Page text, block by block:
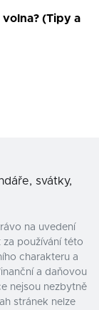
(Tipy a
svátky,
na uvedení
používání této
charakteru a
a daňovou
nejsou nezbytně
stránek nelze